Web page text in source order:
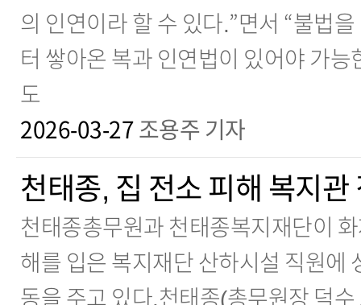
의 인연이라 할 수 있다.”면서 “불법
터 쌓아온 복과 인연법이 있어야 가능
도
2026-03-27 조용주 기자
천태종, 집 전소 피해 복지관
천태종총무원과 천태종복지재단이
해를 입은 복지재단 산하시설 직원에
동을 주고 있다.천태종(총무원장 덕